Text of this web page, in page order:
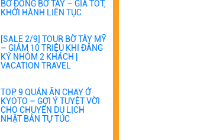
BỜ ĐÔNG BỜ TÂY – GIÁ TỐT,
KHỞI HÀNH LIÊN TỤC
[SALE 2/9] TOUR BỜ TÂY MỸ
– GIẢM 10 TRIỆU KHI ĐĂNG
KÝ NHÓM 2 KHÁCH |
VACATION TRAVEL
TOP 9 QUÁN ĂN CHAY Ở
KYOTO – GỢI Ý TUYỆT VỜI
CHO CHUYẾN DU LỊCH
NHẬT BẢN TỰ TÚC